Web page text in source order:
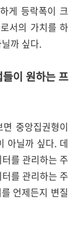
게 등락폭이 크
서의 가치를 하
까 싶다.
이 원하는 프
중앙집권형이
아닐까 싶다. 데
를 관리하는 주
를 관리하는 주
언제든지 변질